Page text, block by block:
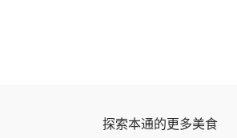
探索本通的更多美食